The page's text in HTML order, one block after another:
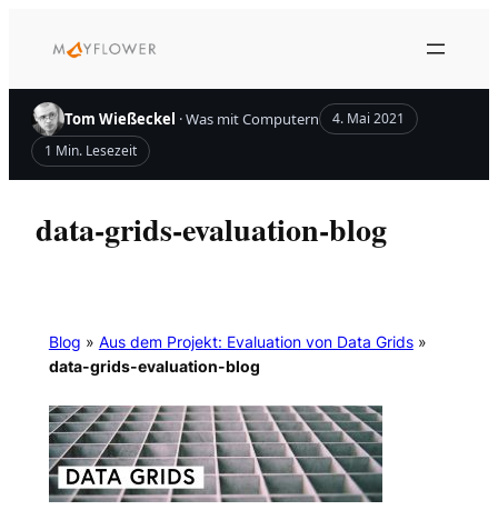
Inhalt
Tom Wießeckel · Was mit Computern
4. Mai 2021
1 Min. Lesezeit
data-grids-evaluation-blog
Blog » Aus dem Projekt: Evaluation von Data Grids»
data-grids-evaluation-blog